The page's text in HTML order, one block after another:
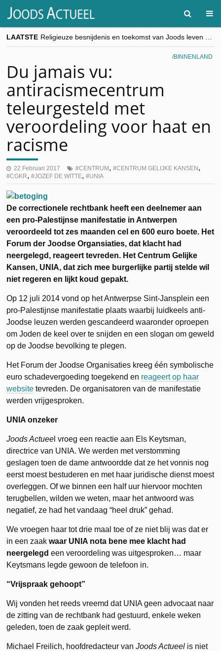
LAATSTE
“Besnijdenisdebat toont hoe moeilijk seculiere Westen minderheden begrijpt”, Jinnih Beels (Vooruit)
CITYTRIP | ROEMENIË – Boekarest: de verrassing van Oost-Europa
BINNENLAND
Du jamais vu:
antiracismecentrum
teleurgesteld met
veroordeling voor haat en
racisme
22 Februari 2017 CENTRUM , CENTRUM GELIJKE KANSEN ,
CGKR, JOZEF DE WITTE, UNIA
De correctionele rechtbank heeft een deelnemer aan
een pro-Palestijnse manifestatie in Antwerpen
veroordeeld tot zes maanden cel en 600 euro boete. Het
Forum der Joodse Organsiaties, dat klacht had
neergelegd, reageert tevreden. Het Centrum Gelijke
Kansen, UNIA, dat zich mee burgerlijke partij stelde wil
niet regeren en lijkt koud gepakt.
Op 12 juli 2014 vond op het Antwerpse Sint-Jansplein een
pro-Palestijnse manifestatie plaats waarbij luidkeels anti-
Joodse leuzen werden gescandeerd waaronder oproepen
om Joden de keel over te snijden en een slogan om geweld
op de Joodse bevolking te plegen.
Het Forum der Joodse Organisaties kreeg één symbolische
euro schadevergoeding toegekend en reageert op haar
website tevreden. De organisatoren van de manifestatie
werden vrijgesproken.
UNIA onzeker
Joods Actuee l vroeg een reactie aan Els Keytsman,
directrice van UNIA. We werden met verstomming
geslagen toen de dame antwoordde dat ze het vonnis nog
eerst moest bestuderen en met haar juridische dienst moest
overleggen. Of we binnen een half uur hiervoor mochten
terugbellen, wilden we weten, maar het antwoord was
negatief, ze had het vandaag “heel druk” gehad.
We vroegen haar tot drie maal toe of ze niet blij was dat er
in een zaakwaar UNIA nota bene mee klacht had
neergelegd een veroordeling was uitgesproken… maar
Keytsmans legde gewoon de telefoon in.
“Vrijspraak gehoopt”
Wij vonden het reeds vreemd dat UNIA geen advocaat naar
de zitting van de rechtbank had gestuurd, enkele weken
geleden, toen de zaak gepleit werd.
Michael Freilich, hoofdredacteur vanJoods Actueel is niet